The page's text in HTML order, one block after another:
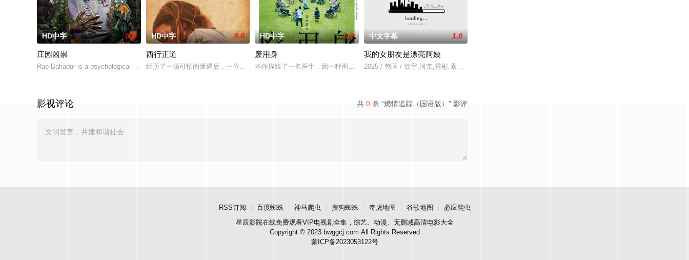
HD中字 9.0
庄园凶祟
Rao Bahadur is a psychological drama set against the backdrop of a f
HD中字 8.0
西行正道
经历了一场可怕的遭遇后，一位小镇女子向疏远的哥哥借了钱，独自一人踏上穿越西德克萨斯州的旅程，寻求紧急医疗救助。一路上，她既遭遇了善意，也
HD中字 6.0
废用身
本作描绘了一名医生，因一种围绕“废用身”——因瘫痪等原因已无恢复可能的四肢——的治疗方法，而一步步踏入在追求理想的理性与疯狂之间摇摆
中文字幕 1.0
我的女朋友是漂亮阿姨
2025 / 韩国 / 徐宇,河京,秀彬,素美,崔敏浩,时宇,金东宇,韩蔚
共 0 条 “燃情追踪（国语版）” 影评
影视评论
RSS订阅 百度蜘蛛 神马爬虫 搜狗蜘蛛 奇虎地图 谷歌地图
必应爬虫
星辰影院在线免费观看VIP电视剧全集，综艺、动漫、无删减高清电影大全
Copyright © 2023 bwggcj.com All Rights Reserved
蒙ICP备2023053122号